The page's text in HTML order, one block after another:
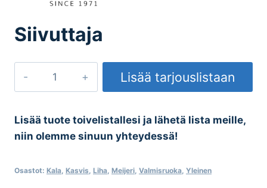
Siivuttaja
Lisää tarjouslistaan
Lisää tuote toivelistallesi ja lähetä lista meille,
niin olemme sinuun yhteydessä!
Osastot: Kala Kasvis Liha Meijeri Valmisruoka Yleinen